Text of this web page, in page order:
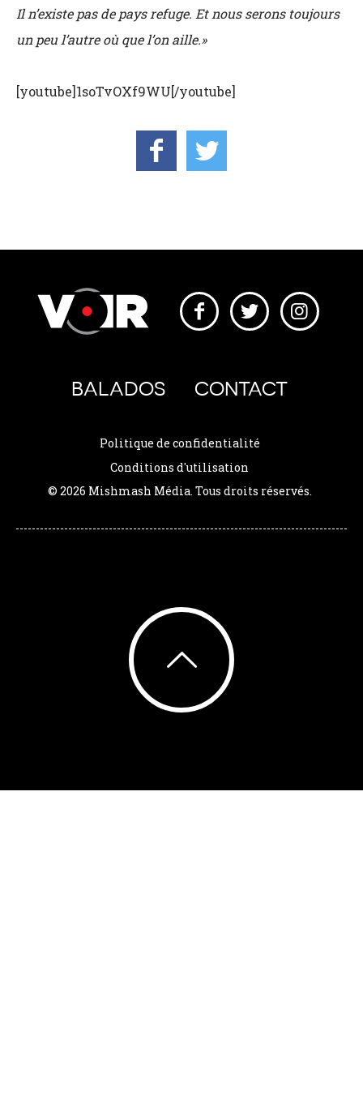
Il n’existe pas de pays refuge. Et nous serons toujours
un peu l’autre où que l’on aille.»
[youtube]1soTvOXf9WU[/youtube]
BALADOS CONTACT
Politique de confidentialité
Conditions d'utilisation
© 2026 Mishmash Média. Tous droits réservés.